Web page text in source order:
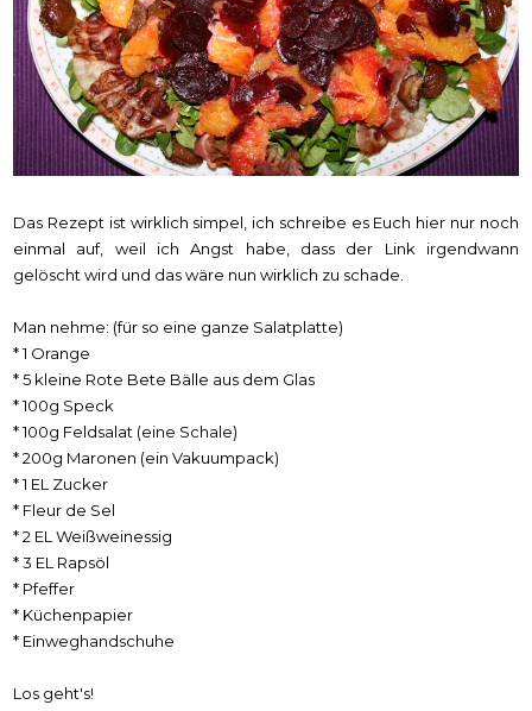
Das Rezept ist wirklich simpel, ich schreibe es Euch hier nur noch
einmal auf, weil ich Angst habe, dass der Link irgendwann
gelöscht wird und das wäre nun wirklich zu schade.
Man nehme: (für so eine ganze Salatplatte)
* 1 Orange
* 5 kleine Rote Bete Bälle aus dem Glas
* 100g Speck
* 100g Feldsalat (eine Schale)
* 200g Maronen (ein Vakuumpack)
* 1 EL Zucker
* Fleur de Sel
* 2 EL Weißweinessig
* 3 EL Rapsöl
* Pfeffer
* Küchenpapier
* Einweghandschuhe
Los geht's!